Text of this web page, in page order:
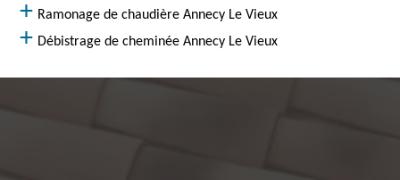
Ramonage de chaudière Annecy Le Vieux
Débistrage de cheminée Annecy Le Vieux